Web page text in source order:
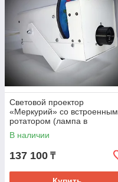
Световой проектор
«Меркурий» со встроенным
ротатором (лампа в
комплекте)
В наличии
137 100 ₸